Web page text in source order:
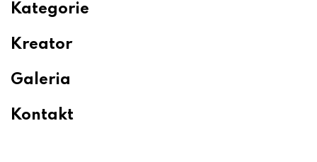
Kategorie
Kreator
Galeria
Kontakt